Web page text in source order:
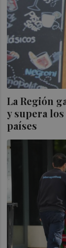
La Región
y supera
países